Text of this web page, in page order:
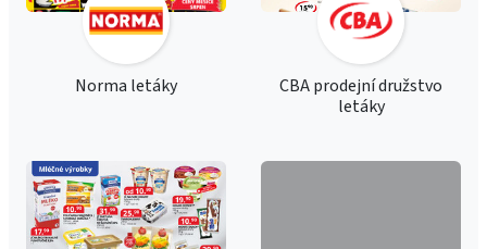
Norma letáky
CBA prodejní družstvo
letáky